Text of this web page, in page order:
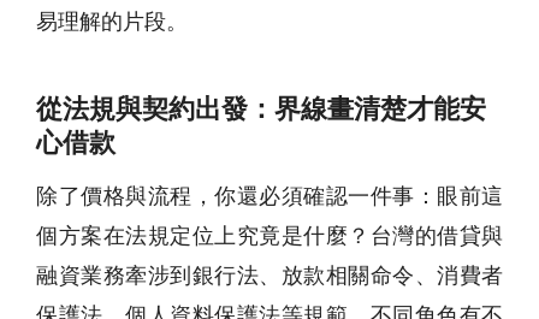
易理解的片段。
從法規與契約出發：界線畫清楚才能安
心借款
除了價格與流程，你還必須確認一件事：眼前這
個方案在法規定位上究竟是什麼？台灣的借貸與
融資業務牽涉到銀行法、放款相關命令、消費者